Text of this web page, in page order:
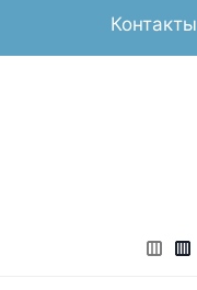
Контакты